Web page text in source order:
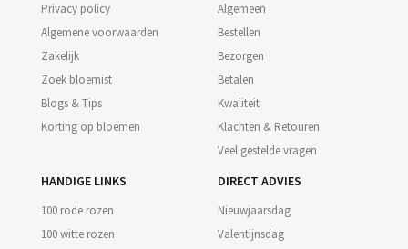
Privacy policy
Algemene voorwaarden
Zakelijk
Zoek bloemist
Blogs & Tips
Korting op bloemen
Algemeen
Bestellen
Bezorgen
Betalen
Kwaliteit
Klachten & Retouren
Veel gestelde vragen
HANDIGE LINKS
100 rode rozen
100 witte rozen
DIRECT ADVIES
Nieuwjaarsdag
Valentijnsdag